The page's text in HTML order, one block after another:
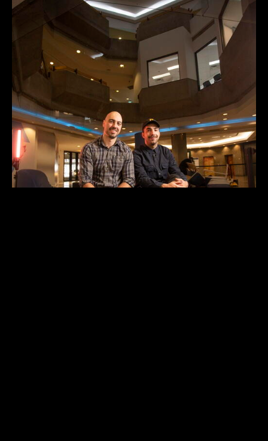
Footer
Instagram
Facebook